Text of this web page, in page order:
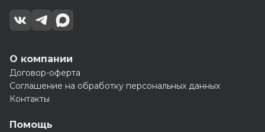
О компании
Договор-оферта
Соглашение на обработку персональных данных
Контакты
Помощь